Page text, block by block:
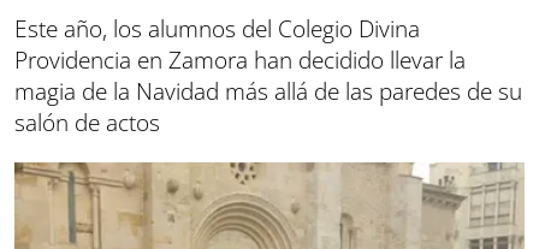
Este año, los alumnos del Colegio Divina
Providencia en Zamora han decidido llevar la
magia de la Navidad más allá de las paredes de su
salón de actos